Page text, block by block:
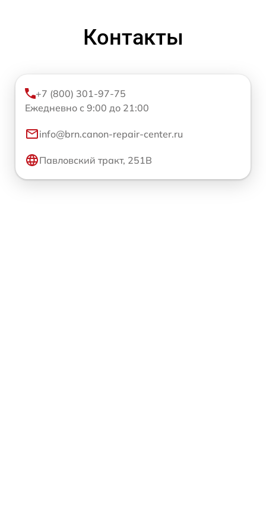
Контакты
+7 (800) 301-97-75
Ежедневно с 9:00 до 21:00
info@brn.canon-repair-center.ru
Павловский тракт, 251В